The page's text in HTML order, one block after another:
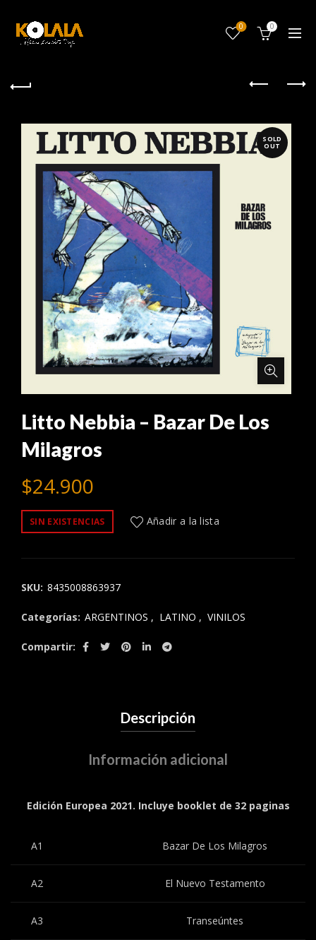
0 0
SOLD
OUT
Litto Nebbia – Bazar De Los
Milagros
$24.900
SIN EXISTENCIAS Añadir a la lista
SKU: 8435008863937
Categorías: ARGENTINOS , LATINO , VINILOS
Compartir
Descripción
Información adicional
Edición Europea 2021. Incluye booklet de 32 paginas
A1 Bazar De Los Milagros
A2 El Nuevo Testamento
A3 Transeúntes